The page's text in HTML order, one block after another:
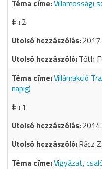
Villamossági
2
Tóth
Villámakció
napig)
1
Rácz
Vigyázat,